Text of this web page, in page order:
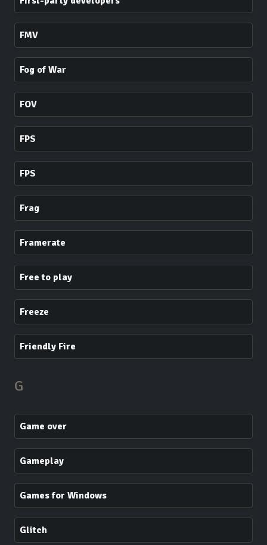
FMV
Fog of War
FOV
FPS
FPS
Frag
Framerate
Free to play
Freeze
Friendly Fire
G
Game over
Gameplay
Games for Windows
Glitch